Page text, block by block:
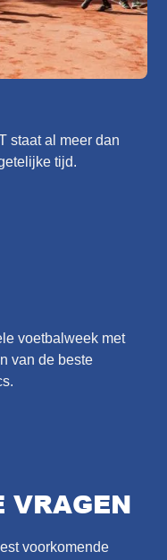
staat al meer dan
tijd.
voetbalweek met
van de beste
VRAGEN
voorkomende